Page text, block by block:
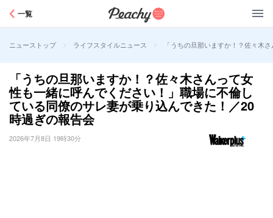
一覧
ニューストップ > ライフスタイルニュース > 「うちの旦那いますか！？佐々木
「うちの旦那いますか！？佐々木さんって女
性も一緒に呼んでください！」職場に不倫し
ている同僚のサレ妻が乗り込んできた！／20
時過ぎの報告会
2026年7月8日 19時30分